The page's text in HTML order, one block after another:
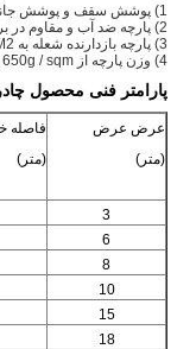
1) پوشش سقف و پوشش جانبی از پلاستیک دوطبقه ساخته شده است.
2) پارچه ضد آب و مقاوم در برابر UV است.
3) پارچه بازدارنده شعله به DIN4102، M2 و درجه B1 است.
4) وزن پارچه از 650g / sqm به 850g / sqm می باشد.
پارامتر فنی محصول
عرض عرض
(متر)
فاصله
(متر)
3
6
8
10
15
18